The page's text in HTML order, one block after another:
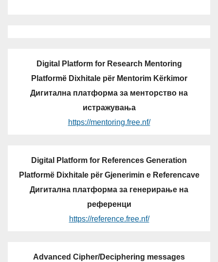
Digital Platform for Research Mentoring
Platformë Dixhitale për Mentorim Kërkimor
Дигитална платформа за менторство на
истражувања
https://mentoring.free.nf/
Digital Platform for References Generation
Platformë Dixhitale për Gjenerimin e Referencave
Дигитална платформа за генерирање на
референци
https://reference.free.nf/
Advanced Cipher/Deciphering messages